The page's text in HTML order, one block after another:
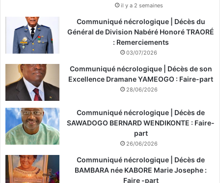
il y a 2 semaines
Communiqué nécrologique | Décès du
Général de Division Nabéré Honoré TRAORÉ
: Remerciements
03/07/2026
Communiqué nécrologique | Décès de son
Excellence Dramane YAMEOGO : Faire-part
28/06/2026
Communiqué nécrologique | Décès de
SAWADOGO BERNARD WENDIKONTE : Faire-
part
26/06/2026
Communiqué nécrologique | Décès de
BAMBARA née KABORE Marie Josephe :
Faire -part